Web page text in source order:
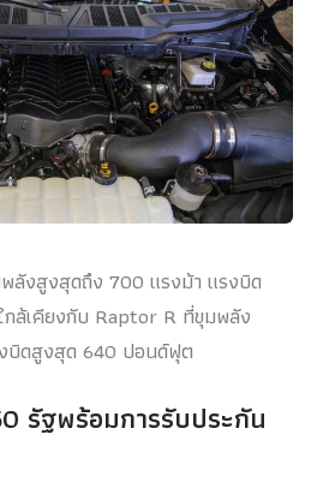
ลังสูงสุดถึง 700 แรงม้า แรงบิด
ล้เคียงกับ Raptor R ที่ขุมพลัง
บิดสูงสุด 640 ปอนด์ฟุต
รัฐพร้อมการรับประกัน